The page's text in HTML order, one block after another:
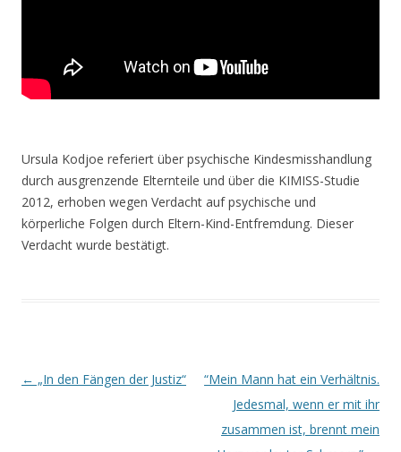
Ursula Kodjoe referiert über psychische Kindesmisshandlung
durch ausgrenzende Elternteile und über die KIMISS-Studie
2012, erhoben wegen Verdacht auf psychische und
körperliche Folgen durch Eltern-Kind-Entfremdung. Dieser
Verdacht wurde bestätigt.
Beitrags-
← „In den Fängen der Justiz“
“Mein Mann hat ein Verhältnis.
Jedesmal, wenn er mit ihr
zusammen ist, brennt mein